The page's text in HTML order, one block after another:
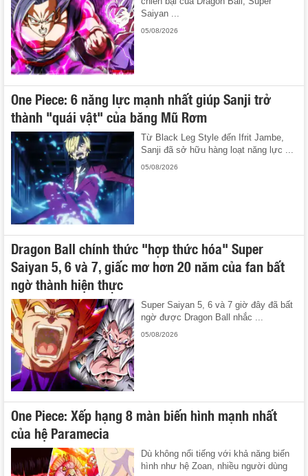
Saiyan ...
05/08/2026
One Piece: 6 năng lực mạnh nhất giúp Sanji trở
thành "quái vật" của băng Mũ Rơm
Từ Black Leg Style đến Ifrit Jambe,
Sanji đã sở hữu hàng loạt năng lực ...
05/08/2026
Dragon Ball chính thức "hợp thức hóa" Super
Saiyan 5, 6 và 7, giấc mơ hơn 20 năm của fan bất
ngờ thành hiện thực
Super Saiyan 5, 6 và 7 giờ đây đã bất
ngờ được Dragon Ball nhắc ...
05/08/2026
One Piece: Xếp hạng 8 màn biến hình mạnh nhất
của hệ Paramecia
Dù không nổi tiếng với khả năng biến
hình như hệ Zoan, nhiều người dùng